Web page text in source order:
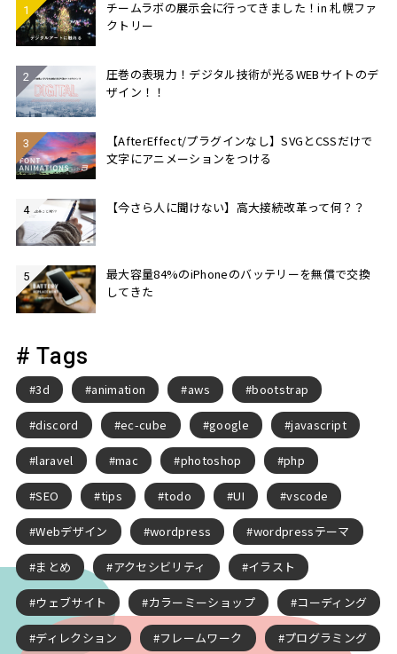
チームラボの展示会に行ってきました！in 札幌ファ
クトリー
圧巻の表現力！デジタル技術が光るWEBサイトのデ
ザイン！！
【AfterEffect/プラグインなし】SVGとCSSだけで
文字にアニメーションをつける
【今さら人に聞けない】高大接続改革って何？？
最大容量84%のiPhoneのバッテリーを無償で交換
してきた
# Tags
3d animation aws bootstrap
discord ec-cube google javascript
laravel mac photoshop php
SEO tips todo UI vscode
Webデザイン wordpress wordpressテーマ
まとめ アクセシビリティ イラスト
ウェブサイト カラーミーショップ コーディング
ディレクション フレームワーク プログラミング